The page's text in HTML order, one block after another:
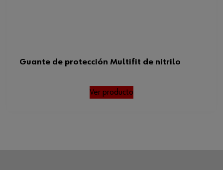
Guante de protección Multifit de nitrilo
Ver producto